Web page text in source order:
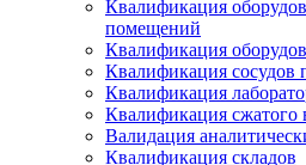
Квалификация
помещений
Квалификация
Квалификация сосудов
Квалификация
Квалификация сжатого
Валидация
Квалификация складов